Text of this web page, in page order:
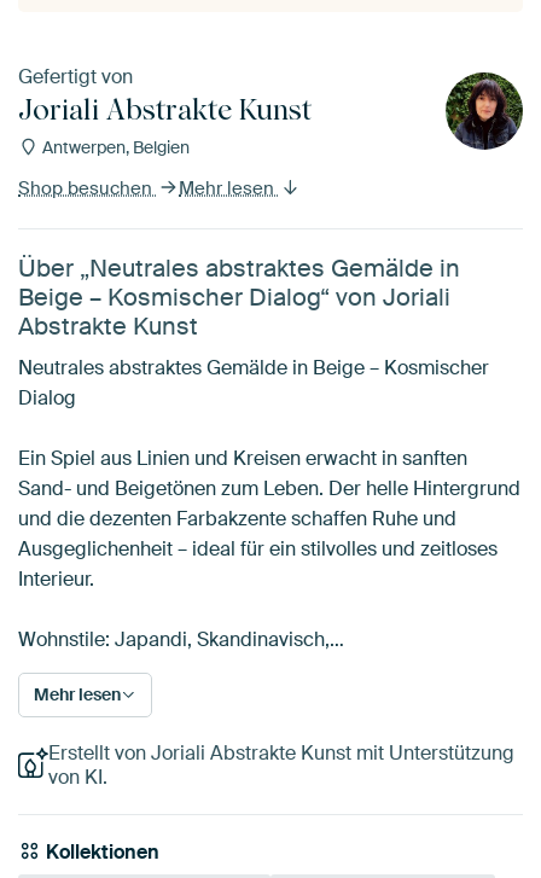
Gefertigt von
Joriali Abstrakte Kunst
Antwerpen, Belgien
Shop besuchen Mehr lesen
Über „Neutrales abstraktes Gemälde in
Beige – Kosmischer Dialog“ von Joriali
Abstrakte Kunst
Neutrales abstraktes Gemälde in Beige – Kosmischer
Dialog
Ein Spiel aus Linien und Kreisen erwacht in sanften
Sand- und Beigetönen zum Leben. Der helle Hintergrund
und die dezenten Farbakzente schaffen Ruhe und
Ausgeglichenheit – ideal für ein stilvolles und zeitloses
Interieur.
Wohnstile: Japandi, Skandinavisch,…
Mehr lesen
Erstellt von Joriali Abstrakte Kunst mit Unterstützung
von KI.
Kollektionen